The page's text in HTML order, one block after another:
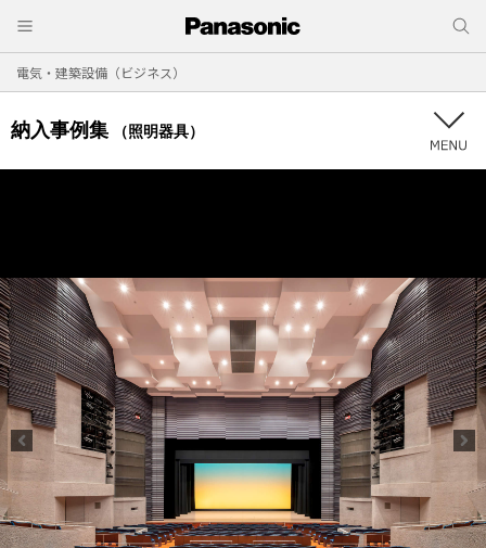
電気・建築設備（ビジネス）
納入事例集 （照明器具）